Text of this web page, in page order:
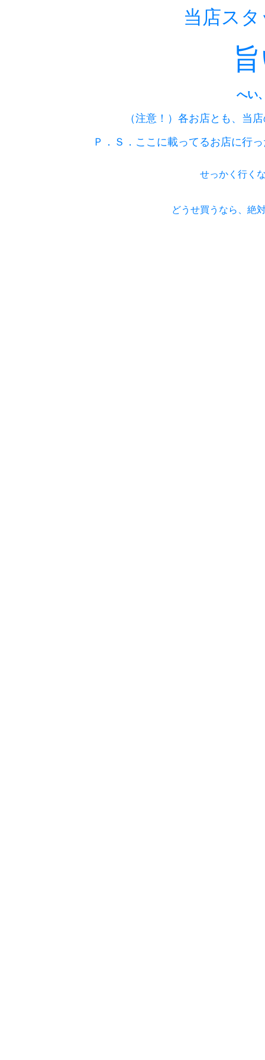
当店ス
へい
（注意！）各お店とも、当
Ｐ．Ｓ．ここに載ってるお店に行
せっかく行く
どうせ買うなら、絶